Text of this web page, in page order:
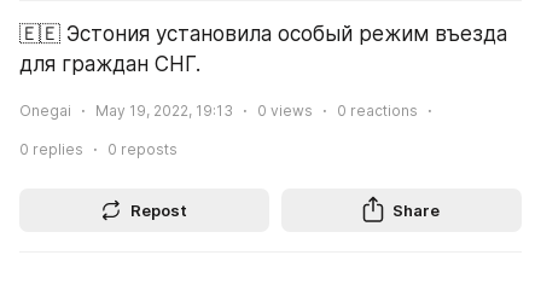
🇪🇪 Эстония установила особый режим въезда
для граждан СНГ.
Onegai May 19, 2022, 19:13 0 views 0 reactions
0 replies 0 reposts
Repost Share